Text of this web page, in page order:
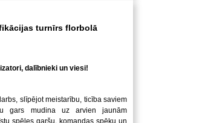
turnīrs florbolā
dalībnieki un viesi!
slīpējot meistarību, ticība saviem
gars mudina uz arvien jaunām
spēles garšu, komandas spēku un